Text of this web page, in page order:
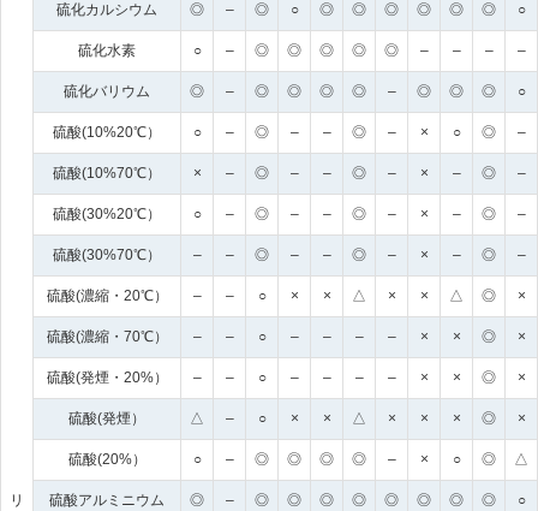
リ
硫化カルシウム ◎ – ◎ ○ ◎ ◎ ◎ ◎ ◎ ◎ ○
硫化水素 ○ – ◎ ◎ ◎ ◎ ◎ – – – –
硫化バリウム ◎ – ◎ ◎ ◎ ◎ – ◎ ◎ ◎ ○
硫酸(10%20℃） ○ – ◎ – – ◎ – × ○ ◎ –
硫酸(10%70℃） × – ◎ – – ◎ – × – ◎ –
硫酸(30%20℃） ○ – ◎ – – ◎ – × – ◎ –
硫酸(30%70℃） – – ◎ – – ◎ – × – ◎ –
硫酸(濃縮・20℃） – – ○ × × △ × × △ ◎ ×
硫酸(濃縮・70℃） – – ○ – – – – × × ◎ ×
硫酸(発煙・20%） – – ○ – – – – × × ◎ ×
硫酸(発煙） △ – ○ × × △ × × × ◎ ×
硫酸(20%） ○ – ◎ ◎ ◎ ◎ – × ○ ◎ △
硫酸アルミニウム ◎ – ◎ ◎ ◎ ◎ ◎ ◎ ◎ ◎ ○